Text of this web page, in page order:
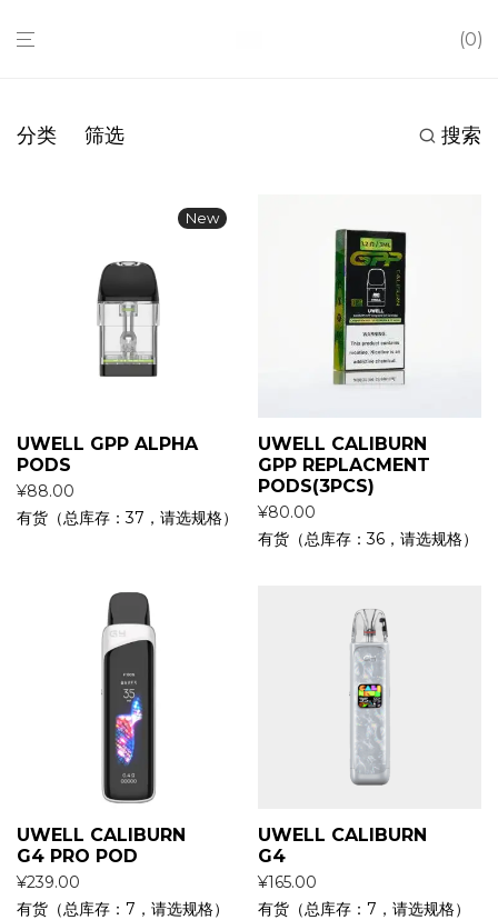
0
分类 筛选 搜索
New
UWELL GPP ALPHA
PODS
¥88.00
有货（总库存：37，请选规格）
UWELL CALIBURN
GPP REPLACMENT
PODS(3PCS)
¥80.00
有货（总库存：36，请选规格）
UWELL CALIBURN
G4 PRO POD
¥239.00
有货（总库存：7，请选规格）
UWELL CALIBURN
G4
¥165.00
有货（总库存：7，请选规格）